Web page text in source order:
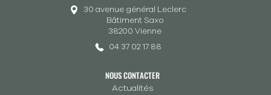
30 avenue général Leclerc
Bâtiment Saxo
38200 Vienne
04 37 02 17 88
NOUS CONTACTER
Actualités